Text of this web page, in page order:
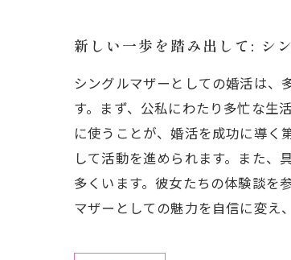
新しい一歩を踏み出して: シ
シングルマザーとしての婚活は、
す。まず、公私にわたり多忙な生
に使うことが、婚活を成功に導く
して活動を進められます。また、
多くいます。彼女たちの体験談を
マザーとしての魅力を自信に変え